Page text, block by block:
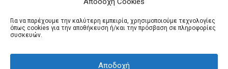
Για να παρέχουμε την καλύτερη εμπειρία, χρησιμοποιούμε τεχνολογίες
όπως cookies για την αποθήκευση ή/και την πρόσβαση σε πληροφορίες
συσκευών.
Αποδοχή
Για εκπαιδευτικούς
Εγγραφή